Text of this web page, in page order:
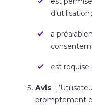
d’utilisation ;
a
est requise
Avis.
promptement